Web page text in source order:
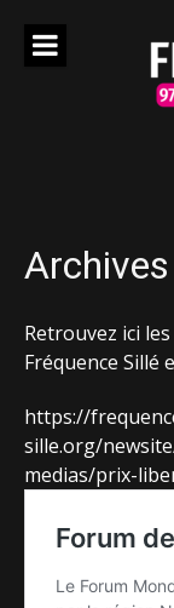
Retrouvez ici
Fréquence Sillé
https://
sille.org/
medias/prix-